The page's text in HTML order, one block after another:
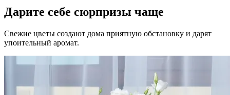
Дарите себе сюрпризы чаще
Свежие цветы создают дома приятную обстановку и дарят
упоительный аромат.